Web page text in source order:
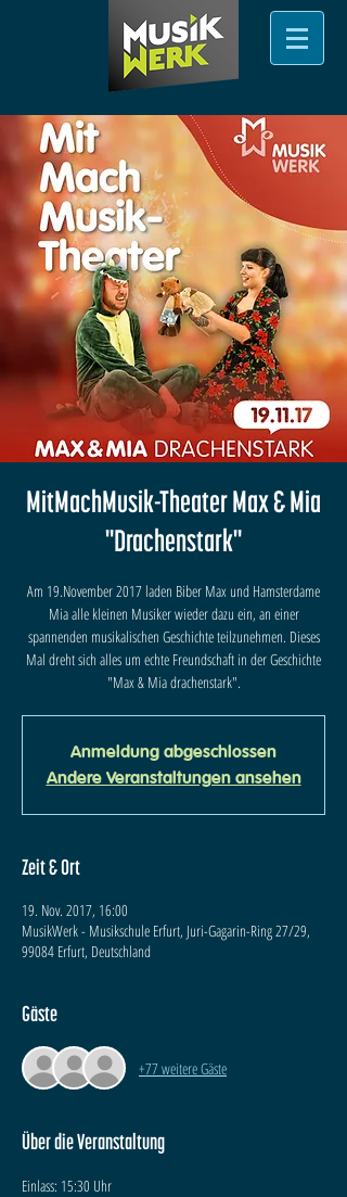
MitMachMusik-Theater Max & Mia
"Drachenstark"
Am 19.November 2017 laden Biber Max und Hamsterdame
Mia alle kleinen Musiker wieder dazu ein, an einer
spannenden musikalischen Geschichte teilzunehmen. Dieses
Mal dreht sich alles um echte Freundschaft in der Geschichte
"Max & Mia drachenstark".
Anmeldung abgeschlossen
Andere Veranstaltungen ansehen
Zeit & Ort
19. Nov. 2017, 16:00
MusikWerk - Musikschule Erfurt, Juri-Gagarin-Ring 27/29,
99084 Erfurt, Deutschland
Gäste
+77 weitere Gäste
Über die Veranstaltung
Einlass: 15:30 Uhr